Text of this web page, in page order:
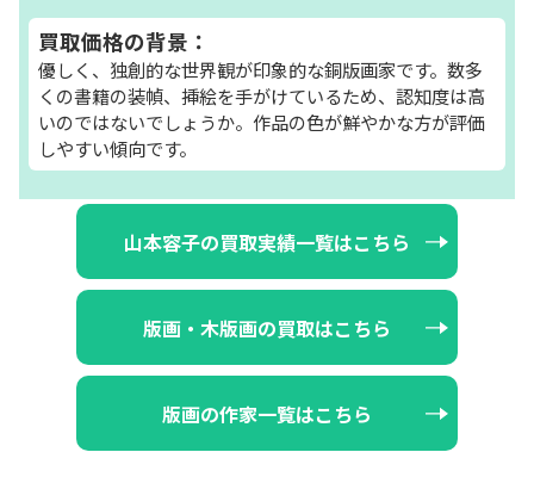
買取価格の背景：
優しく、独創的な世界観が印象的な銅版画家です。数多
くの書籍の装幀、挿絵を手がけているため、認知度は高
いのではないでしょうか。作品の色が鮮やかな方が評価
しやすい傾向です。
山本容子の買取実績一覧はこちら
版画・木版画の買取はこちら
版画の作家一覧はこちら